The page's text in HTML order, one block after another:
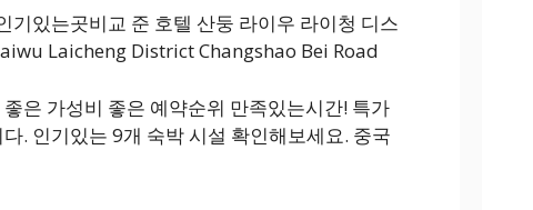
있는곳비교 준 호텔 산둥 라이우 라이청 디스
Laicheng District Changshao Bei Road
은 가성비 좋은 예약순위 만족있는시간! 특가
. 인기있는 9개 숙박 시설 확인해보세요. 중국